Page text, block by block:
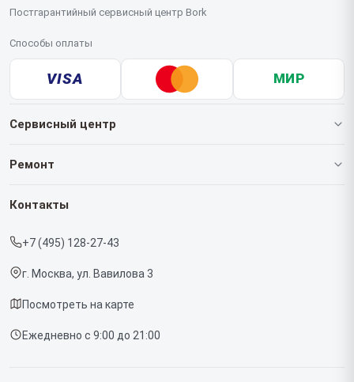
Постгарантийный сервисный центр Bork
Способы оплаты
VISA МИР
Сервисный центр
О нашем сервисе
Срочный ремонт
Доставка и способы оплаты
Диагностика
Контакты
Ремонт
Роботов-пылесосов
Контакты
+7 (495) 128-27-43
г. Москва, ул. Вавилова 3
Посмотреть на карте
Ежедневно с 9:00 до 21:00